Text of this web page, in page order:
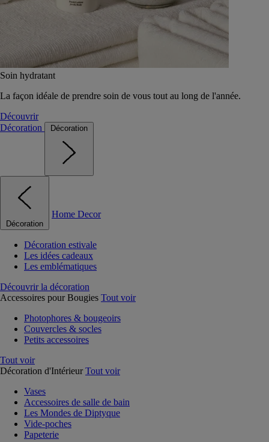
Soin hydratant
La façon idéale de prendre soin de vous tout au long de l'année.
Découvrir
Décoration
Décoration
Décoration
Home Decor
Décoration estivale
Les idées cadeaux
Les emblématiques
Découvrir la décoration
Accessoires pour Bougies Tout voir
Photophores & bougeoirs
Couvercles & socles
Petits accessoires
Tout voir
Décoration d'Intérieur Tout voir
Vases
Accessoires de salle de bain
Les Mondes de Diptyque
Vide-poches
Papeterie